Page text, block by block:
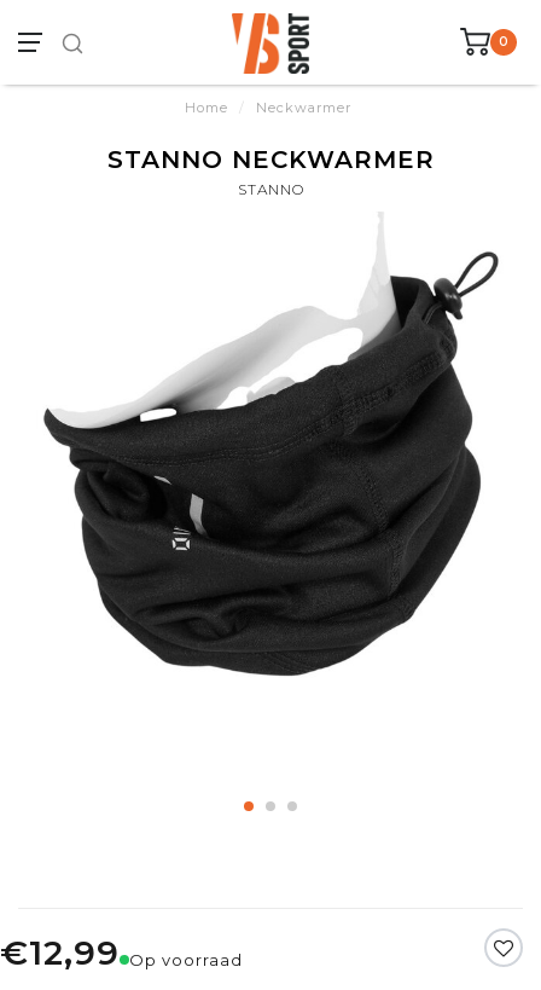
0
Home / Neckwarmer
STANNO NECKWARMER
STANNO
€12,99 Op voorraad